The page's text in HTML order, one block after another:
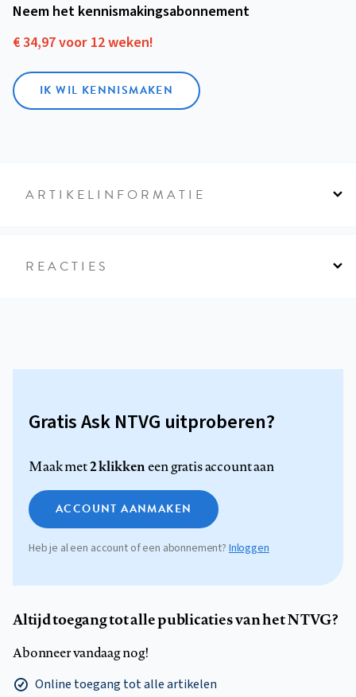
Neem het kennismakings­abonnement
€ 34,97 voor 12 weken!
IK WIL KENNISMAKEN
ARTIKELINFORMATIE
REACTIES
Gratis Ask NTVG uitproberen?
Maak met2 klikkeneen gratis account aan
ACCOUNT AANMAKEN
Heb je al een account of een abonnement?Inloggen
Altijd toegang tot alle publicaties van het NTVG?
Abonneer vandaag nog!
Online toegang tot alle artikelen